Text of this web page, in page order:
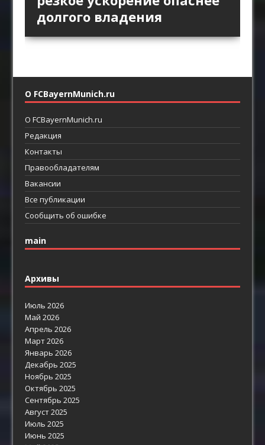
как главный ресурс атаки
возвращают прямой
футбол
долгого владения
пространство между
линиями
О FCBayernMunich.ru
О FCBayernMunich.ru
Редакция
Контакты
Правообладателям
Вакансии
Все публикации
Сообщить об ошибке
main
Архивы
Июль 2026
Май 2026
Апрель 2026
Март 2026
Январь 2026
Декабрь 2025
Ноябрь 2025
Октябрь 2025
Сентябрь 2025
Август 2025
Июль 2025
Июнь 2025